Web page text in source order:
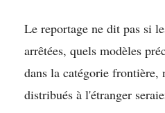
Le reportage ne dit pas si
arrêtées, quels modèles
dans la catégorie frontière,
distribués à l'étranger